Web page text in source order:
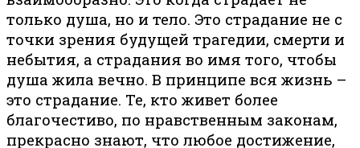
только душа, но и тело. Это страдание не с
точки зрения будущей трагедии, смерти и
небытия, а страдания во имя того, чтобы
душа жила вечно. В принципе вся жизнь –
это страдание. Те, кто живет более
благочестиво, по нравственным законам,
прекрасно знают, что любое достижение,